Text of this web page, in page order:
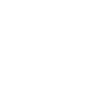
en een